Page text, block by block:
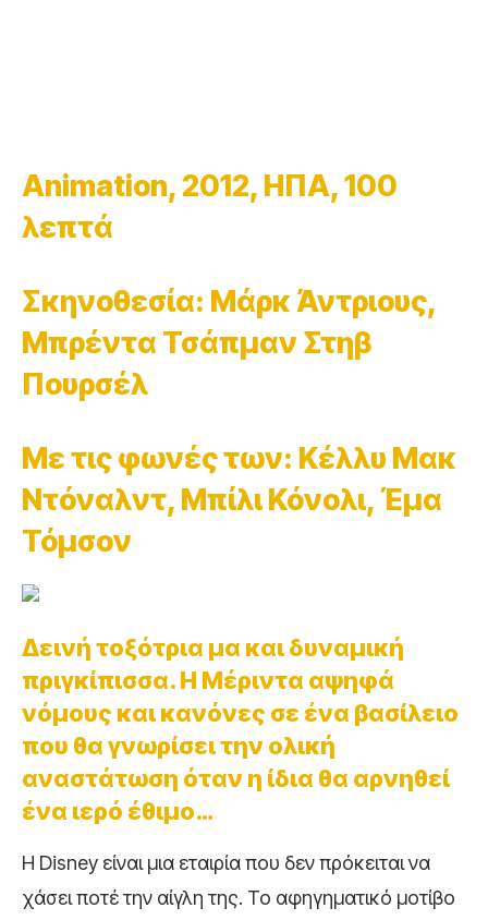
Animation, 2012, ΗΠΑ, 100
λεπτά
Σκηνοθεσία: Μάρκ Άντριους,
Μπρέντα Τσάπμαν Στηβ
Πουρσέλ
Με τις φωνές των: Κέλλυ Μακ
Ντόναλντ, Μπίλι Κόνολι, Έμα
Τόμσον
Δεινή τοξότρια μα και δυναμική
πριγκίπισσα. Η Μέριντα αψηφά
νόμους και κανόνες σε ένα βασίλειο
που θα γνωρίσει την ολική
αναστάτωση όταν η ίδια θα αρνηθεί
ένα ιερό έθιμο…
Η Disney είναι μια εταιρία που δεν πρόκειται να
χάσει ποτέ την αίγλη της. Το αφηγηματικό μοτίβο